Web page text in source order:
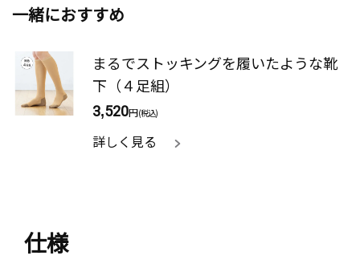
一緒におすすめ
まるでストッキングを履いたような靴
下（４足組）
3,520円(税込)
詳しく見る
仕様